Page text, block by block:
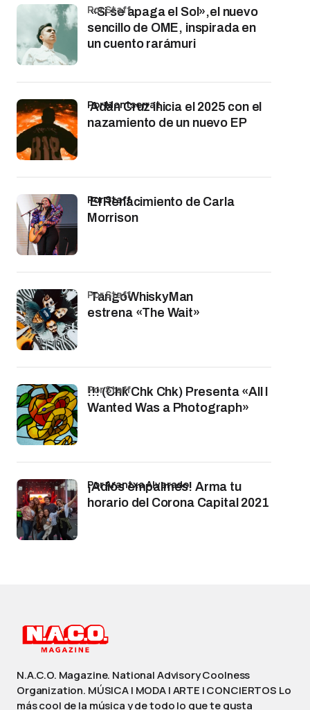
«Si se apaga el Sol»,el nuevo
sencillo de OME, inspirada en
un cuento rarámuri
por Staff
Adán Cruz inicia el 2025 con el
nazamiento de un nuevo EP
por Montserrat
El Renacimiento de Carla
Morrison
por Staff
TangoWhiskyMan
estrena «The Wait»
por Staff
!!! (Chk Chk Chk) Presenta «All I
Wanted Was a Photograph»
por Staff
¡Adiós empalmes! Arma tu
horario del Corona Capital 2021
por Arantxa Alvarado
N.A.C.O. Magazine. National Advisory Coolness
Organization. MÚSICA | MODA | ARTE | CONCIERTOS Lo
más cool de la música y de todo lo que te gusta